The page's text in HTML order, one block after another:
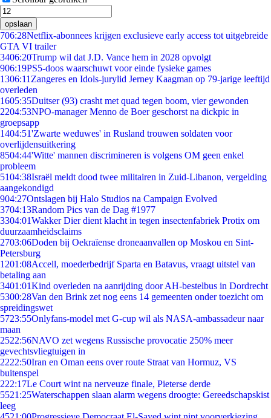
opslaan
706:28Netflix-abonnees krijgen exclusieve early access tot uitgebreide
GTA VI trailer
3406:20Trump wil dat J.D. Vance hem in 2028 opvolgt
906:19PS5-doos waarschuwt voor einde fysieke games
1306:11 Zangeres en Idols-jurylid Jerney Kaagman op 79-jarige leeftijd
overleden
1605:35Duitser (93) crasht met quad tegen boom, vier gewonden
2204:53NPO-manager Menno de Boer geschorst na dickpic in
groepsapp
1404:51'Zwarte weduwes' in Rusland trouwen soldaten voor
overlijdensuitkering
8504:44'Witte' mannen discrimineren is volgens OM geen enkel
probleem
5104:38Israël meldt dood twee militairen in Zuid-Libanon, vergelding
aangekondigd
904:27Ontslagen bij Halo Studios na Campaign Evolved
3704:13Random Pics van de Dag #1977
3304:01Wakker Dier dient klacht in tegen insectenfabriek Protix om
duurzaamheidsclaims
2703:06Doden bij Oekraïense droneaanvallen op Moskou en Sint-
Petersburg
1201:08Accell, moederbedrijf Sparta en Batavus, vraagt uitstel van
betaling aan
3401:01Kind overleden na aanrijding door AH-bestelbus in Dordrecht
5300:28Van den Brink zet nog eens 14 gemeenten onder toezicht om
spreidingswet
5723:55Onlyfans-model met G-cup wil als NASA-ambassadeur naar
maan
2522:56NAVO zet wegens Russische provocatie 250% meer
gevechtsvliegtuigen in
2222:50Iran en Oman eens over route Straat van Hormuz, VS
buitenspel
222:17Le Court wint na nerveuze finale, Pieterse derde
5521:25Waterschappen slaan alarm wegens droogte: Gereedschapskist
leeg